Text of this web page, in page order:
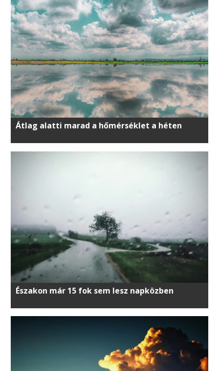
Átlag alatti marad a hőmérséklet a héten
Északon már 15 fok sem lesz napközben